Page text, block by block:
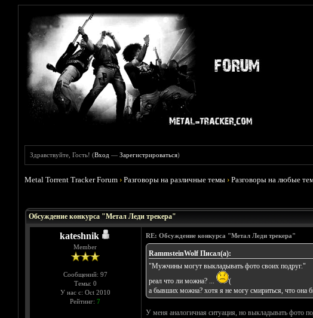
Здравствуйте, Гость! (Вход —Зарегистрироваться)
Metal Torrent Tracker Forum ›Разговоры на различные темы ›Разговоры на любые
Обсуждение конкурса "Метал Леди трекера"
kateshnik
Member
Сообщений: 97
Темы: 0
У нас с: Oct 2010
Рейтинг: 7
RE: Обсуждение конкурса "Метал Леди трекера"
RammsteinWolf Писал(а):
"Мужчины могут выкладывать фото своих подруг."
реал что ли можна? ...
(
а бывших можна? хотя я не могу смириться, что она
У меня аналогичная ситуация, но выкладывать фото